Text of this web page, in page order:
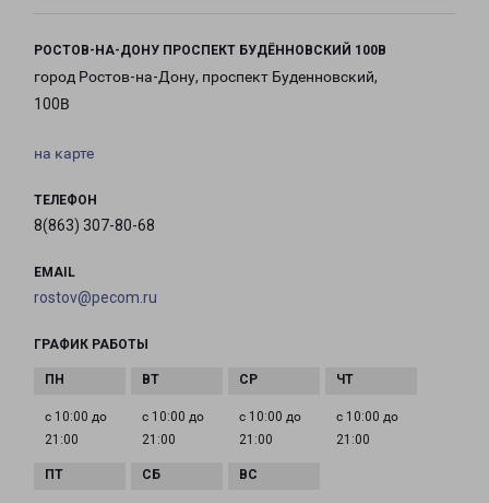
РОСТОВ-НА-ДОНУ ПРОСПЕКТ БУДЁННОВСКИЙ 100В
город Ростов-на-Дону, проспект Буденновский,
100В
на карте
ТЕЛЕФОН
8(863) 307-80-68
EMAIL
rostov@pecom.ru
ГРАФИК РАБОТЫ
с 10:00 до
21:00
с 10:00 до
21:00
с 10:00 до
21:00
с 10:00 до
21:00